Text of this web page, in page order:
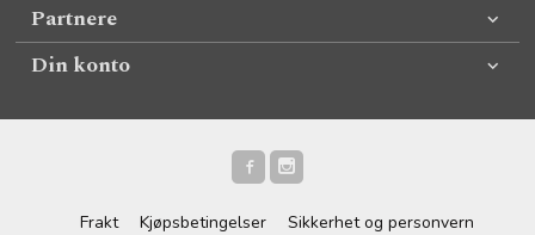
Partnere
Din konto
Frakt Kjøpsbetingelser Sikkerhet og personvern